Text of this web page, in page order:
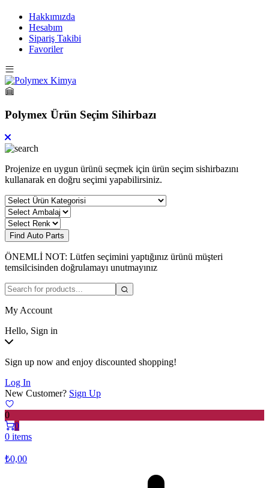
Hakkımızda
Hesabım
Sipariş Takibi
Favoriler
Polymex Ürün Seçim Sihirbazı
Projenize en uygun ürünü seçmek için ürün seçim sishirbazını
kullanarak en doğru seçimi yapabilirsiniz.
Find Auto Parts
ÖNEMLİ NOT: Lütfen seçimini yaptığınız ürünü müşteri
temsilcisinden doğrulamayı unutmayınız
My Account
Hello, Sign in
Sign up now and enjoy discounted shopping!
Log In
New Customer? Sign Up
0
0
0 items
₺0,00